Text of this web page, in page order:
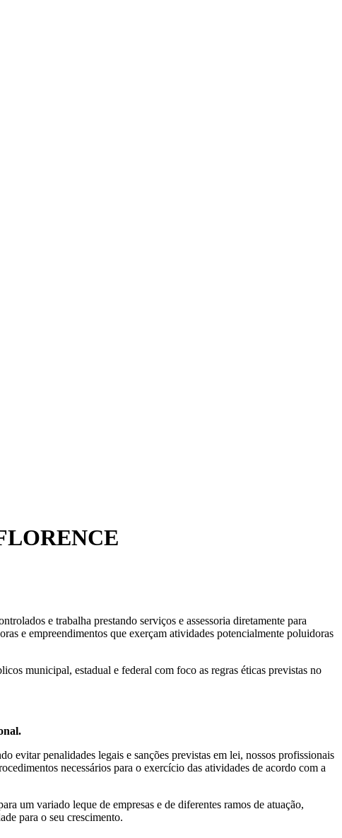
e trabalha prestando serviços e assessoria diretamente para
e empreendimentos que exerçam atividades potencialmente poluidoras
municipal, estadual e federal com foco as regras éticas previstas no
evitar penalidades legais e sanções previstas em lei, nossos profissionais
necessários para o exercício das atividades de acordo com a
um variado leque de empresas e de diferentes ramos de atuação,
para o seu crescimento.